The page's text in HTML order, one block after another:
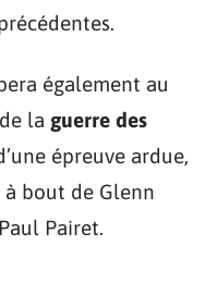
également au
la guerre des
épreuve ardue,
bout de Glenn
Pairet.